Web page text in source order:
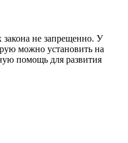
не запрещенно. У
можно установить на
помощь для развития